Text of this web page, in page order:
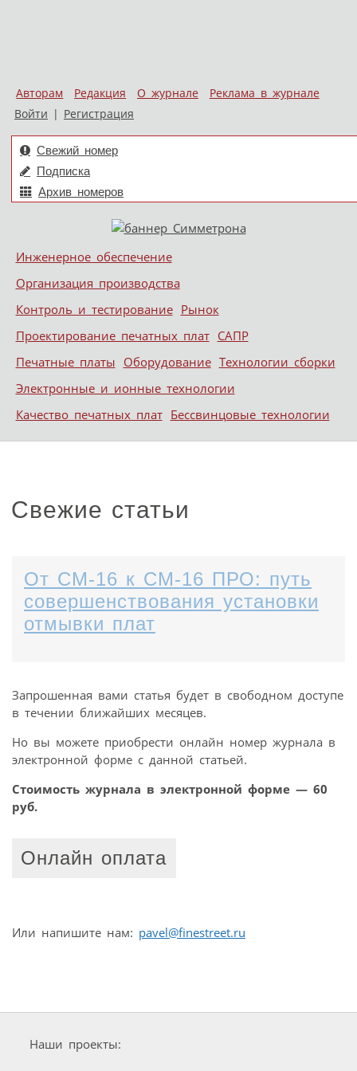
Авторам Редакция О журнале
Реклама в журнале
Войти | Регистрация
Свежий номер
Подписка
Архив номеров
Меню
Skip to content
Инженерное обеспечение
Организация производства
Контроль и тестирование Рынок
Проектирование печатных плат САПР
Печатные платы Оборудование Технологии сборки
Электронные и ионные технологии
Качество печатных плат Бессвинцовые технологии
Свежие статьи
От СМ-16 к СМ-16 ПРО: путь
совершенствования установки
отмывки плат
Запрошенная вами статья будет в свободном доступе
в течении ближайших месяцев.
Но вы можете приобрести онлайн номер журнала в
электронной форме с данной статьей.
Стоимость журнала в электронной форме — 60
руб.
Онлайн оплата
Или напишите нам: pavel@finestreet.ru
Наши проекты: